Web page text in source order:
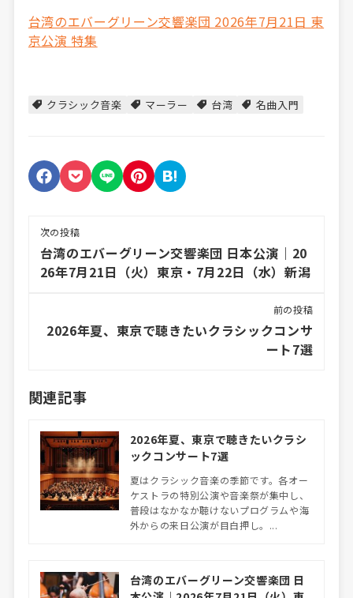
台湾のエバーグリーン交響楽団 2026年7月21日 東
京公演 特集
クラシック音楽 マーラー 台湾 名曲入門
次の投稿
台湾のエバーグリーン交響楽団 日本公演｜20
26年7月21日（火）東京・7月22日（水）新潟
前の投稿
2026年夏、東京で聴きたいクラシックコンサ
ート7選
関連記事
2026年夏、東京で聴きたいクラシ
ックコンサート7選
夏はクラシック音楽の季節です。各オー
ケストラの特別公演や音楽祭が集中し、
普段はなかなか聴けないプログラムや海
外からの来日公演が目白押し。...
台湾のエバーグリーン交響楽団 日